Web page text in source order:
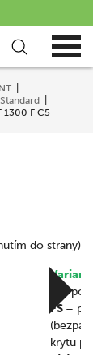
1300 F C5
do strany)
–
FS –
krytu